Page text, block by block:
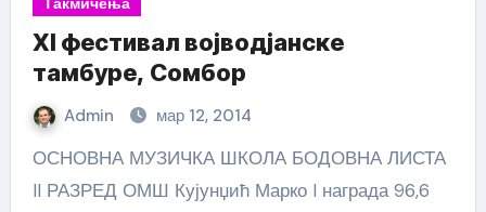
XI фестивал војводјанске
тамбуре, Сомбор
Admin мар 12, 2014
ОСНОВНА МУЗИЧКА ШКОЛА БОДОВНА ЛИСТА
II РАЗРЕД ОМШ Кујунџић Марко I награда 96,6